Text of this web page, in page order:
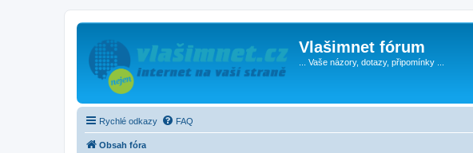
Vlašimnet fórum
... Vaše názory, dotazy, připomínky ...
Rychlé odkazy FAQ
Obsah fóra